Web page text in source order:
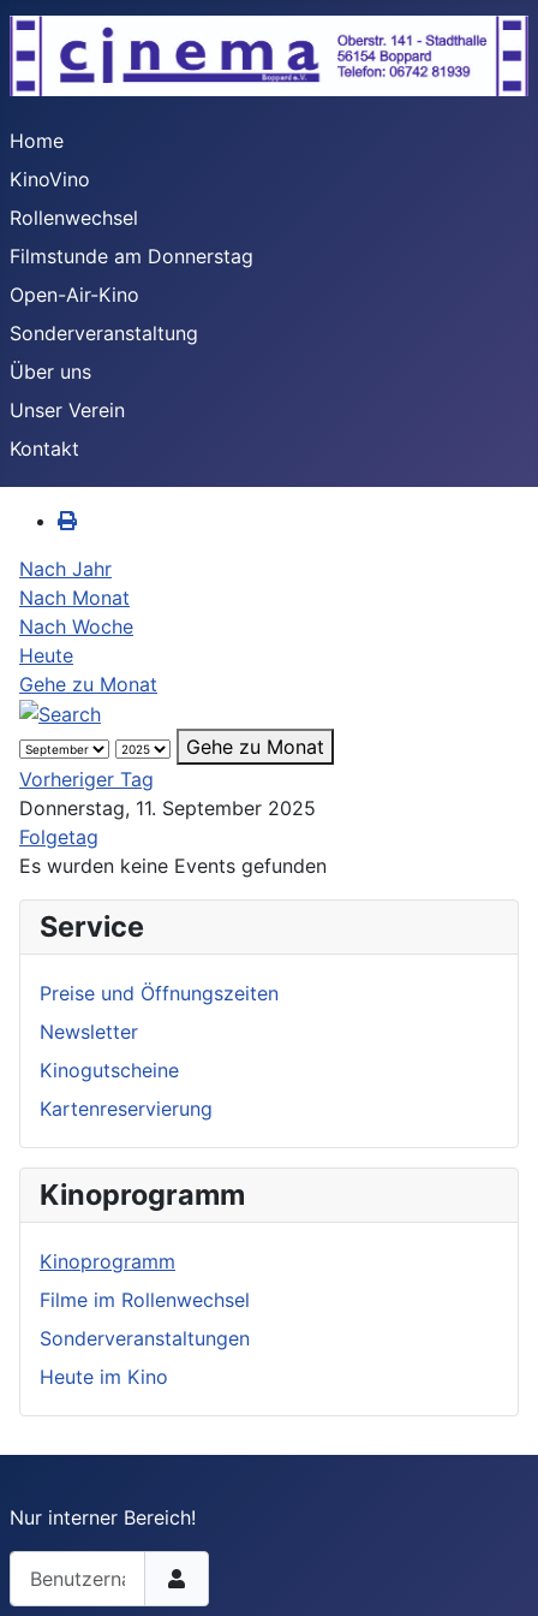
Home
KinoVino
Rollenwechsel
Filmstunde am Donnerstag
Open-Air-Kino
Sonderveranstaltung
Über uns
Unser Verein
Kontakt
Nach Jahr
Nach Monat
Nach Woche
Heute
Gehe zu Monat
Gehe zu Monat
Vorheriger Tag
Donnerstag, 11. September 2025
Folgetag
Es wurden keine Events gefunden
Service
Preise und Öffnungszeiten
Newsletter
Kinogutscheine
Kartenreservierung
Kinoprogramm
Kinoprogramm
Filme im Rollenwechsel
Sonderveranstaltungen
Heute im Kino
Nur interner Bereich!